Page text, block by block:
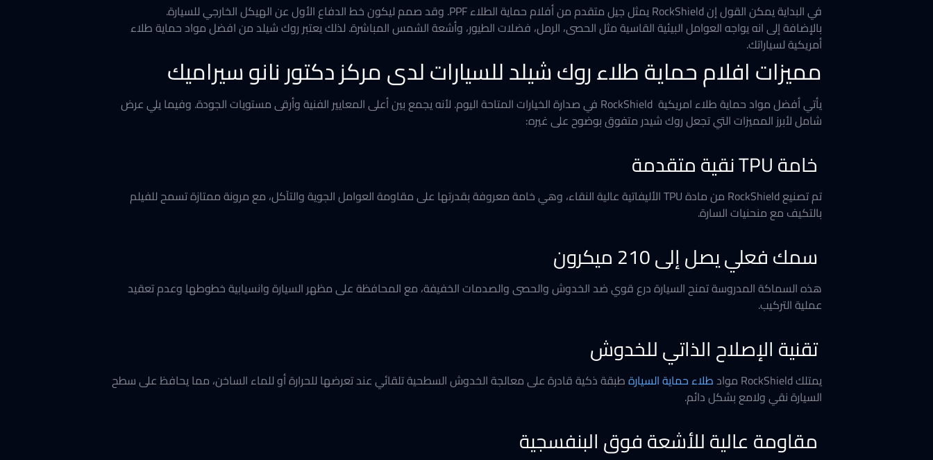
في البداية يمكن القول إن RockShield يمثل جيل متقدم من أفلام حماية الطلاء PPF. وقد صمم ليكون خط الدفاع الأول عن الهيكل الخارجي للسيارة.
بالإضافة إلى انه يواجه العوامل البيئية القاسية مثل الحصى، الرمل، فضلات الطيور، وأشعة الشمس المباشرة. لذلك يعتبر روك شيلد من افضل مواد حماية طلاء
أمريكية لسياراتك.
مميزات افلام حماية طلاء روك شيلد للسيارات لدى مركز دكتور نانو سيراميك
يأتي أفضل مواد حماية طلاء امريكية
RockShield في صدارة الخيارات المتاحة اليوم. لأنه يجمع بين أعلى المعايير الفنية وأرقى مستويات الجودة. وفيما يلي عرض
شامل لأبرز المميزات التي تجعل روك شيدر متفوق بوضوح على غيره:
خامة TPU نقية متقدمة
تم تصنيع RockShield من مادة TPU الأليفاتية عالية النقاء، وهي خامة معروفة بقدرتها على مقاومة العوامل الجوية والتآكل، مع مرونة ممتازة تسمح للفيلم
بالتكيف مع منحنيات السارة.
سمك فعلي يصل إلى 210 ميكرون
هذه السماكة المدروسة تمنح السيارة درع قوي ضد الخدوش والحصى والصدمات الخفيفة، مع المحافظة على مظهر السيارة وانسيابية خطوطها وعدم تعقيد
عملية التركيب.
تقنية الإصلاح الذاتي للخدوش
يمتلك RockShield مواد طلاء حماية السيارةطبقة ذكية قادرة على معالجة الخدوش السطحية تلقائي عند تعرضها للحرارة أو للماء الساخن، مما يحافظ على سطح
السيارة نقي ولامع بشكل دائم.
مقاومة عالية للأشعة فوق البنفسجية